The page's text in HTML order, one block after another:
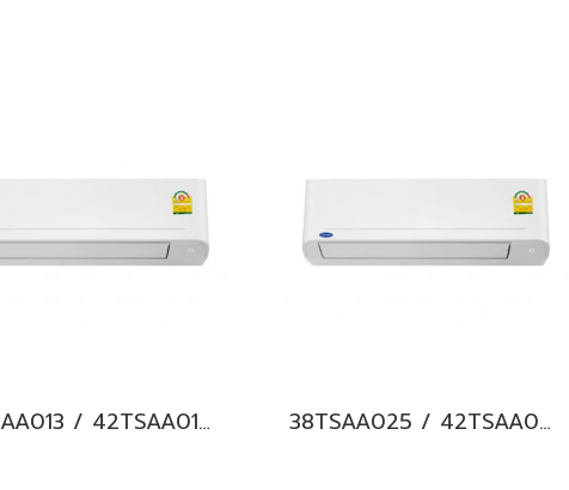
38TSAA013 / 42TSAA013 CARRIER COPPER 7 Hi-wall Fixed Speed แอร์แคเรียร์ ติดผนัง น้ำยา R32 12200BTU. พร้อมบริการติดตั้ง 38TSAA025 / 42TSAA025 CARRIER COPPER 7 Hi-wall Fixed Speed แอร์แคเรียร์ ติดผนัง น้ำยา R32 25,250 BTU. พร้อมบริการติดตั้ง